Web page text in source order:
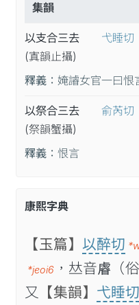
集韻
以支合三去
(寘韻止攝)
弋睡切
釋義： 㛪䜜女官一曰恨
以祭合三去
(祭韻蟹攝)
俞芮切
釋義： 恨言
康熙字典
【玉篇】 以醉切
*jeoi6 ，𠀤音𧇖（
又
【集韻】 弋睡切